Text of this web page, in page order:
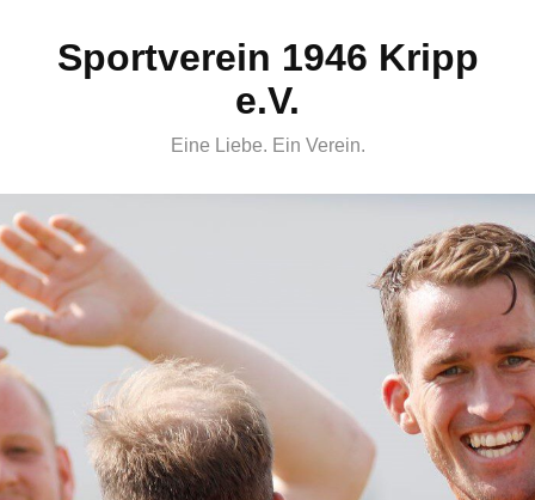
Sportverein 1946 Kripp
e.V.
Eine Liebe. Ein Verein.